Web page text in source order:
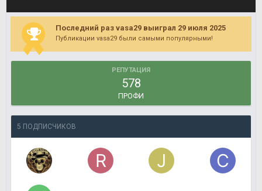
Последний раз vasa29 выиграл 29 июля 2025
Публикации vasa29 были самыми популярными!
РЕПУТАЦИЯ
578
ПРОФИ
5 ПОДПИСЧИКОВ